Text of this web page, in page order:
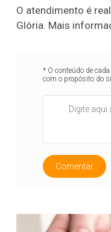
O atendimento é
Glória. Mais
* O conteúdo de
com o propósito do
Comentar